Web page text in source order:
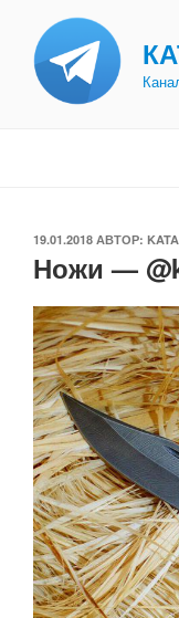
содержимому
ОПУБЛИКОВАНО
19.01.2018 АВТОР:
Ножи —